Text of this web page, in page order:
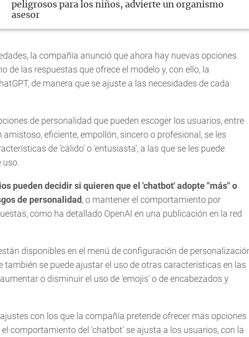
peligrosos para los niños, advierte un organismo
asesor
la compañía anunció que ahora hay nuevas opciones
de las respuestas que ofrece el modelo y, con ello, la
de manera que se ajuste a las necesidades de cada
de personalidad que pueden escoger los usuarios, entre
amistoso, eficiente, empollón, sincero o profesional, se les
de 'cálido' o 'entusiasta', a las que se les puede
uso.
pueden decidir si quieren que el 'chatbot' adopte "más" o
de personalidad, o mantener el comportamiento por
como ha detallado OpenAI en una publicación en la red
disponibles en el menú de configuración de
también se puede ajustar el uso de otras características en las
o disminuir el uso de 'emojis' o de encabezados y
con los que la compañía pretende ofrecer más opciones
comportamiento del 'chatbot' se ajusta a los usuarios, con la